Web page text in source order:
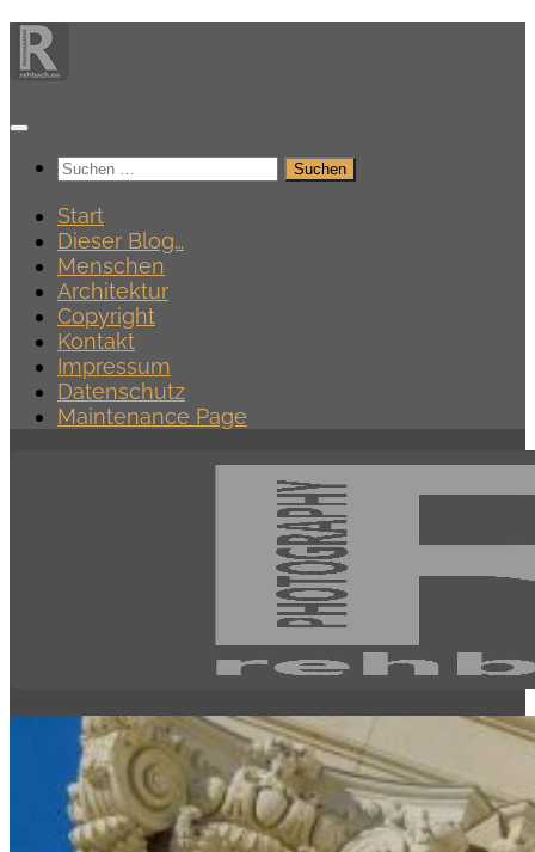
Zum
Inhalt
springen
Suchen
Start
Dieser Blog…
Menschen
Architektur
Copyright
Kontakt
Impressum
Datenschutz
Maintenance Page